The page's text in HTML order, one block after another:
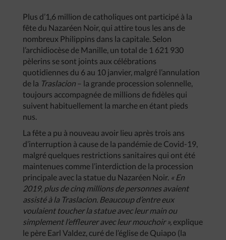
Plus d’1,6 million de catholiques ont participé à la
fête du Nazaréen Noir, qui attire tous les ans de
nombreux Philippins dans la capitale. Selon
l’archidiocèse de Manille, un total de 1 621 930
pèlerins se sont joints aux célébrations
quotidiennes du 6 au 10 janvier, malgré l’annulation
de la Traslacion – la grande procession solennelle,
toujours accompagnée de millions de fidèles qui
suivent habituellement la marche en étant pieds
nus.
La fête a pu à nouveau avoir lieu après trois ans
d’interruption à cause de la pandémie de Covid-19,
malgré quelques restrictions sanitaires qui ont été
maintenues comme l’interdiction de la procession
principale avec la statue du Nazaréen Noir. « En
2019, plus de cinq millions de personnes avaient
assisté à la Traslacion. Beaucoup d’entre eux
voulaient toucher la statue avec leur main ou
simplement l’effleurer avec leur mouchoir », explique
le père Earl Valdez, curé de l’église de Quiapo (la